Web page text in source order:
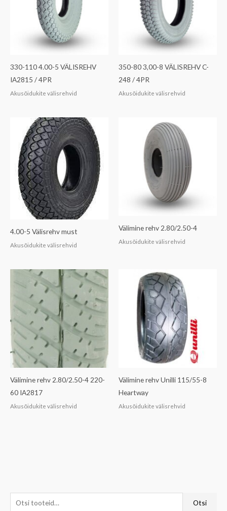
Otsi
330-110 4.00-5 VÄLISREHV
IA2815 / 4PR
Akusõidukite välisrehvid
350-80 3,00-8 VÄLISREHV C-
248 / 4PR
Akusõidukite välisrehvid
4.00-5 Välisrehv must
Akusõidukite välisrehvid
Välimine rehv 2.80/2.50-4
Akusõidukite välisrehvid
Välimine rehv 2.80/2.50-4 220-
60 IA2817
Akusõidukite välisrehvid
Välimine rehv Unilli 115/55-8
Heartway
Akusõidukite välisrehvid